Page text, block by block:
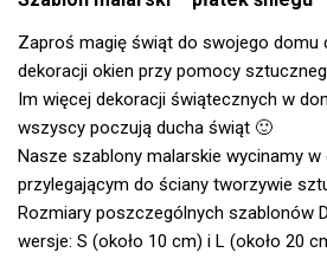
Zaproś magię świąt do swojego domu
dekoracji okien przy pomocy
Im więcej dekoracji świątecznych w
wszyscy poczują ducha świąt 🙂
Nasze szablony malarskie wycinamy w
przylegającym do ściany tworzywie
Rozmiary poszczególnych szablonów
wersje: S (około 10 cm) i L (około 20